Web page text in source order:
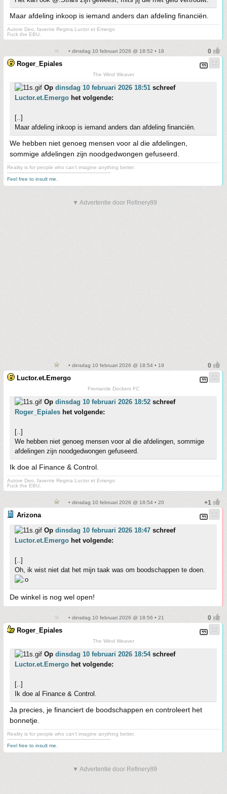
Maar afdeling inkoop is iemand anders dan afdeling financiën.
Autore Deo, favente Regina Luctor et Emergo
Fuck the EBU.
• dinsdag 10 februari 2026 @ 18:52 • 18
Roger_Epiales
The Wind Weaver
Op dinsdag 10 februari 2026 18:51 schreef
Luctor.et.Emergo het volgende:
[..]
Maar afdeling inkoop is iemand anders dan afdeling financiën.
We hebben niet genoeg mensen voor al die afdelingen,
sommige afdelingen zijn noodgedwongen gefuseerd.
Reality is for people who can't imagine anything better.
--------------------------------------------------------------------
Feel free to insult me.
▼ Advertentie door Refinery89
• dinsdag 10 februari 2026 @ 18:54 • 19
Luctor.et.Emergo
Fremantle Dockers FC
Op dinsdag 10 februari 2026 18:52 schreef
Roger_Epiales het volgende:
[..]
We hebben niet genoeg mensen voor al die afdelingen, sommige
afdelingen zijn noodgedwongen gefuseerd.
Ik doe al Finance & Control.
Autore Deo, favente Regina Luctor et Emergo
Fuck the EBU.
• dinsdag 10 februari 2026 @ 18:54 • 20
Arizona
Op dinsdag 10 februari 2026 18:47 schreef
Luctor.et.Emergo het volgende:
[..]
Oh, ik wist niet dat het mijn taak was om boodschappen te doen.
De winkel is nog wel open!
• dinsdag 10 februari 2026 @ 18:56 • 21
Roger_Epiales
The Wind Weaver
Op dinsdag 10 februari 2026 18:54schreef
Luctor.et.Emergo het volgende:
[..]
Ik doe al Finance & Control.
Ja precies, je financiert de boodschappen en controleert het
bonnetje.
Reality is for people who can't imagine anything better.
--------------------------------------------------------------------
Feel free to insult me.
▼ Advertentie door Refinery89